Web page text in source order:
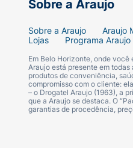
fluxo
forma suave
de 3 anos.
Ficha
Marca:
Sobre a Araujo
Sobre a Araujo Araujo
Lojas
Programa
Em Belo Horizonte, onde
Araujo está presente em
produtos de conveniência,
compromisso com o cliente:
– o Drogatel Araujo (1963), a
que a Araujo se destaca. O
garantias de procedência,